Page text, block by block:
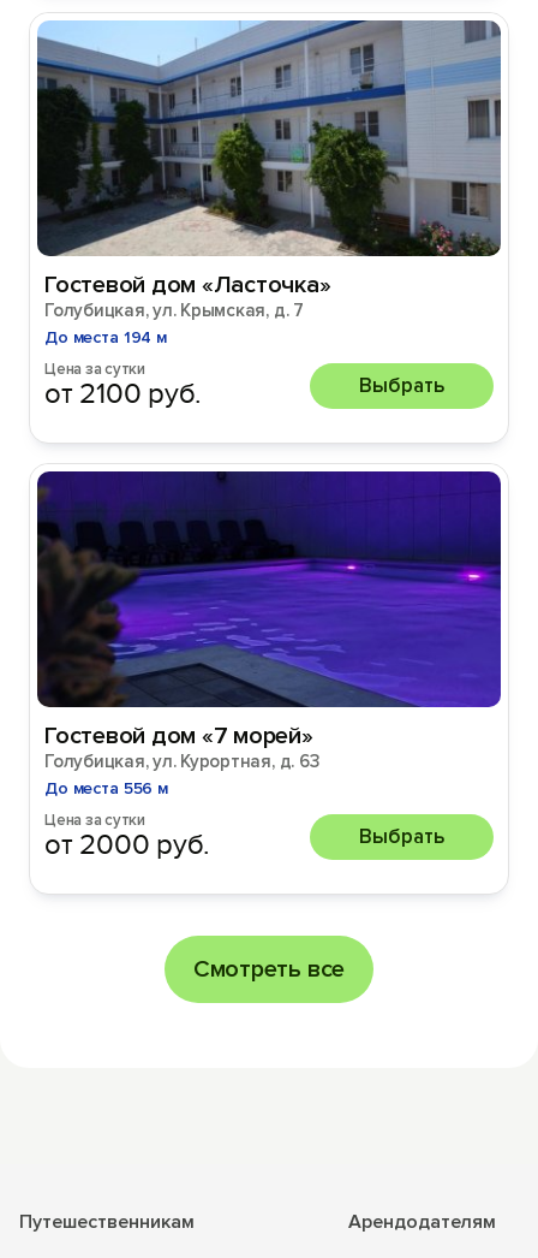
Гостевой дом «Ласточка»
Голубицкая, ул. Крымская, д. 7
До места 194 м
Цена за сутки
от 2100 руб. Выбрать
Гостевой дом «7 морей»
Голубицкая, ул. Курортная, д. 63
До места 556 м
Цена за сутки
от 2000 руб. Выбрать
Смотреть все
Путешественникам Арендодателям